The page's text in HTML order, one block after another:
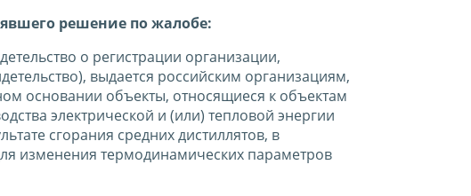
решение по жалобе:
о регистрации организации,
выдается российским организациям,
основании объекты, относящиеся к объектам
электрической и (или) тепловой энергии
сгорания средних дистиллятов, в
изменения термодинамических параметров